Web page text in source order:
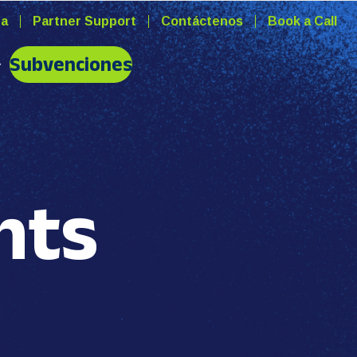
Partner Support Contáctenos Book a Call
Subvenciones